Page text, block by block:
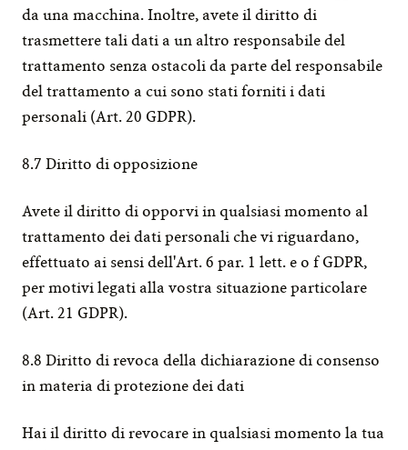
da una macchina. Inoltre, avete il diritto di
trasmettere tali dati a un altro responsabile del
trattamento senza ostacoli da parte del responsabile
del trattamento a cui sono stati forniti i dati
personali (Art. 20 GDPR).
8.7 Diritto di opposizione
Avete il diritto di opporvi in qualsiasi momento al
trattamento dei dati personali che vi riguardano,
effettuato ai sensi dell'Art. 6 par. 1 lett. e o f GDPR,
per motivi legati alla vostra situazione particolare
(Art. 21 GDPR).
8.8 Diritto di revoca della dichiarazione di consenso
in materia di protezione dei dati
Hai il diritto di revocare in qualsiasi momento la tua